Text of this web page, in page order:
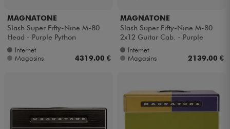
MAGNATONE
Slash Super Fifty-Nine M-80
Head - Purple Python
Internet
Magasins
4319.00 €
MAGNATONE
Slash Super Fifty-Nine M-80
2x12 Guitar Cab. - Purple
PythonInternet
Magasins
2139.00 €